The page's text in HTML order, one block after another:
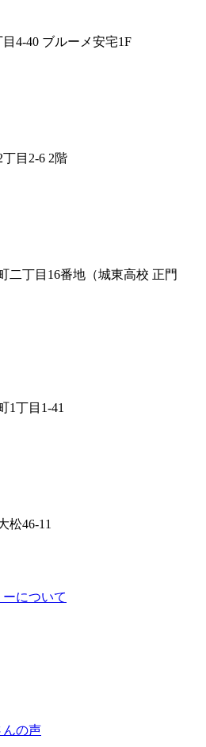
4-40 ブルーメ安宅1F
目2-6 2階
二丁目16番地（城東高校 正門
1丁目1-41
松46-11
について
んの声